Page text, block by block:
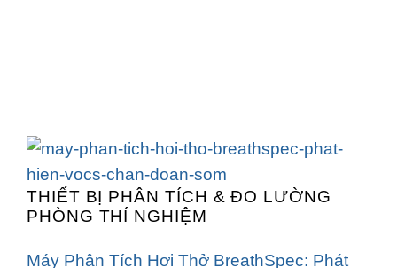
THIẾT BỊ PHÂN TÍCH & ĐO LƯỜNG
PHÒNG THÍ NGHIỆM
Máy Phân Tích Hơi Thở BreathSpec: Phát